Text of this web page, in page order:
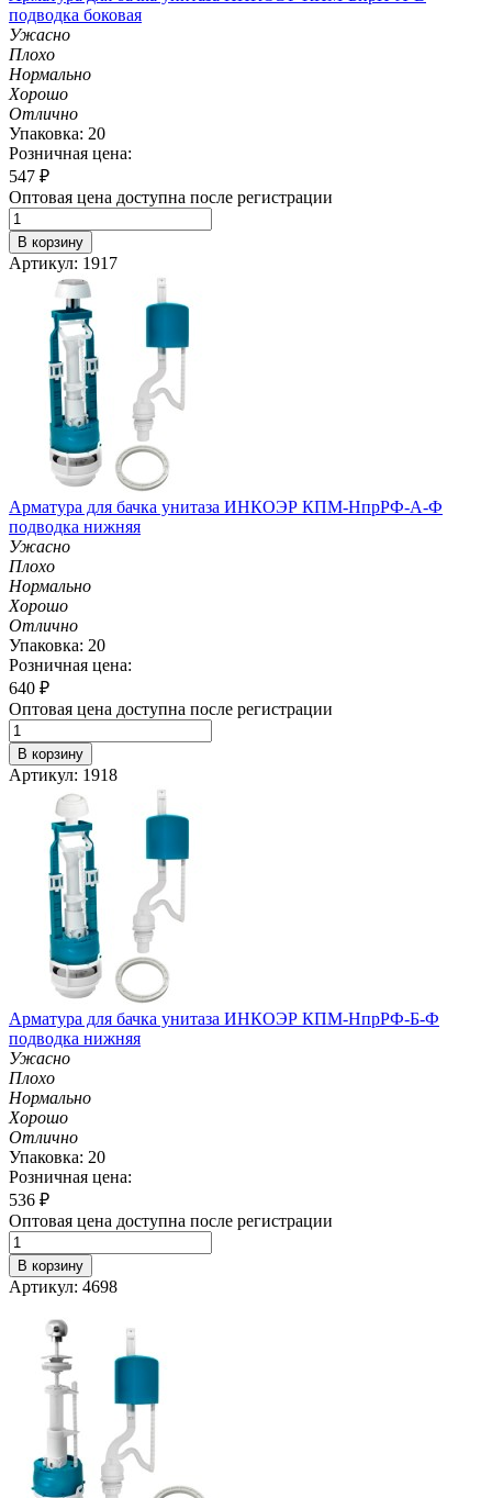
подводка боковая
Ужасно
Плохо
Нормально
Хорошо
Отлично
Упаковка: 20
Розничная цена:
547 ₽
Оптовая цена доступна после регистрации
В корзину
Артикул: 1917
Арматура для бачка унитаза ИНКОЭР КПМ-НпрРФ-А-Ф
подводка нижняя
Ужасно
Плохо
Нормально
Хорошо
Отлично
Упаковка: 20
Розничная цена:
640 ₽
Оптовая цена доступна после регистрации
В корзину
Артикул: 1918
Арматура для бачка унитаза ИНКОЭР КПМ-НпрРФ-Б-Ф
подводка нижняя
Ужасно
Плохо
Нормально
Хорошо
Отлично
Упаковка: 20
Розничная цена:
536 ₽
Оптовая цена доступна после регистрации
В корзину
Артикул: 4698